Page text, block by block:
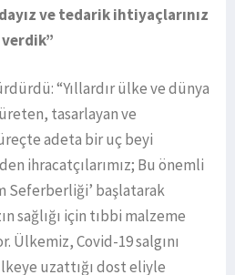
ve tedarik ihtiyaçlarınız
verdik”
“Yıllardır ülke ve dünya
tasarlayan ve
adeta bir uç beyi
ihracatçılarımız; Bu önemli
Seferberliği’ başlatarak
sağlığı için tıbbi malzeme
Covid-19 salgını
uzattığı dost eliyle